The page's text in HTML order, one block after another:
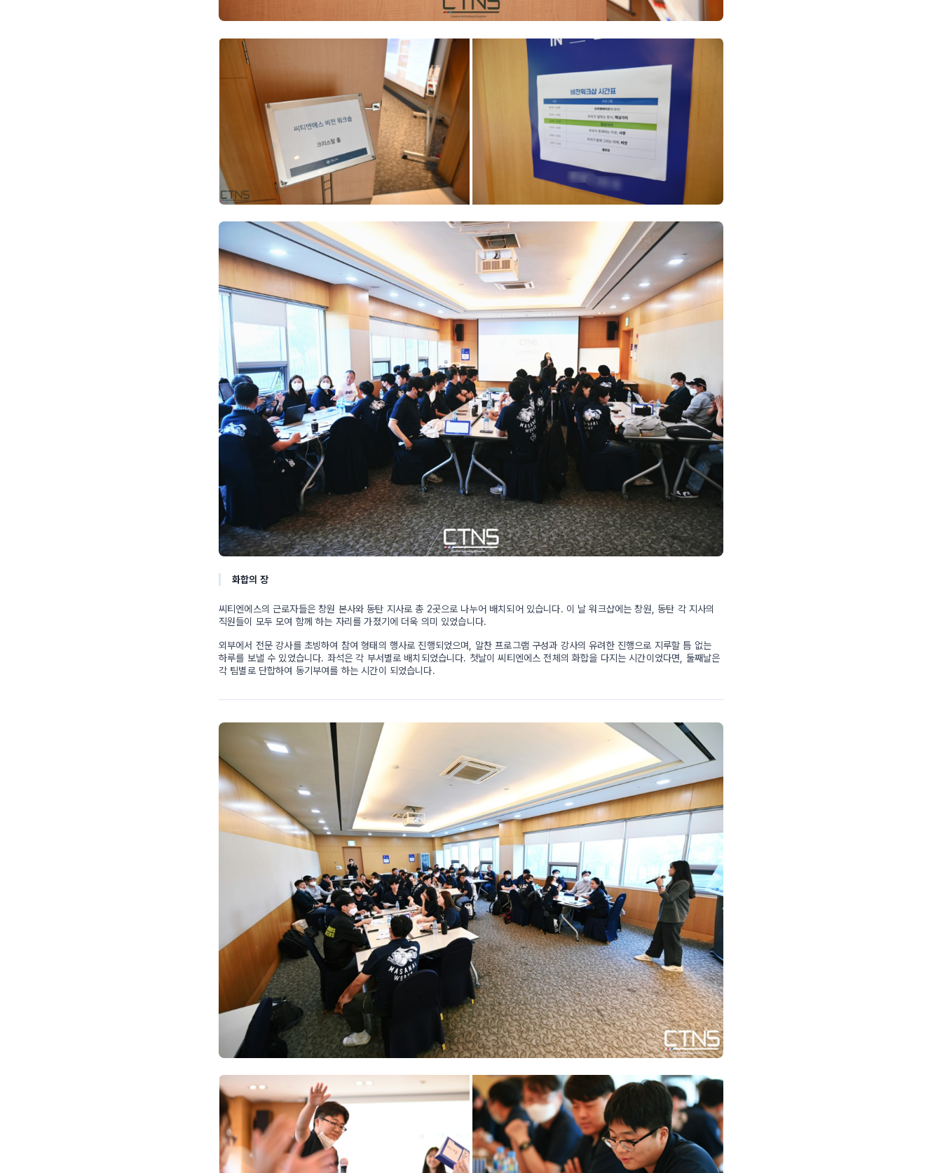
화합의 장
씨티엔에스의 근로자들은 창원 본사와 동탄 지사로 총 2곳으로 나누어 배치되어 있습니다. 이 날 워크샵에는 창원, 동탄 각 지사의
직원들이 모두 모여 함께 하는 자리를 가졌기에 더욱 의미 있었습니다.
외부에서 전문 강사를 초빙하여 참여 형태의 행사로 진행되었으며, 알찬 프로그램 구성과 강사의 유려한 진행으로 지루할 틈 없는
하루를 보낼 수 있었습니다. 좌석은 각 부서별로 배치되었습니다. 첫날이 씨티엔에스 전체의 화합을 다지는 시간이었다면, 둘째날은
각 팀별로 단합하여 동기부여를 하는 시간이 되었습니다.